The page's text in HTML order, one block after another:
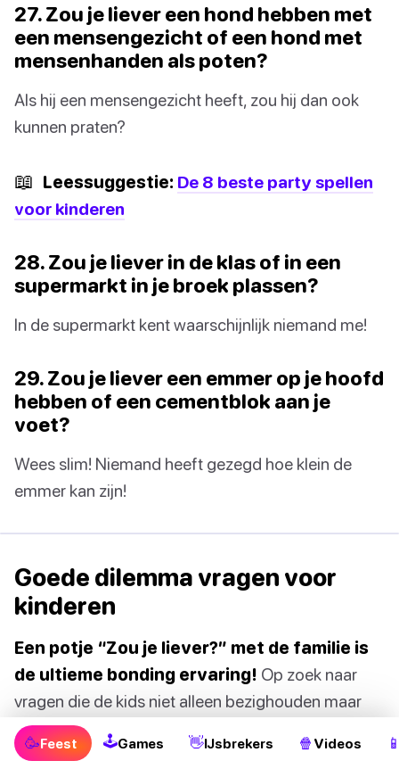
27. Zou je liever een hond hebben met
een mensengezicht of een hond met
mensenhanden als poten?
Als hij een mensengezicht heeft, zou hij dan ook
kunnen praten?
📖 Leessuggestie: De 8 beste party spellen
voor kinderen
28. Zou je liever in de klas of in een
supermarkt in je broek plassen?
In de supermarkt kent waarschijnlijk niemand me!
29. Zou je liever een emmer op je hoofd
hebben of een cementblok aan je
voet?
Wees slim! Niemand heeft gezegd hoe klein de
emmer kan zijn!
Goede dilemma vragen voor
kinderen
Een potje “Zou je liever?” met de familie is
de ultieme bonding ervaring! Op zoek naar
vragen die de kids niet alleen bezighouden maar
ook aan het denken zetten? Deze lijst staat garant
voor uren speelplezier:
🥳Feest 🕹Games 👋IJsbrekers 🍿 Videos